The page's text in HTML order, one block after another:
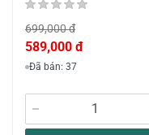
699,000 đ
589,000 đ
Đã bán: 37